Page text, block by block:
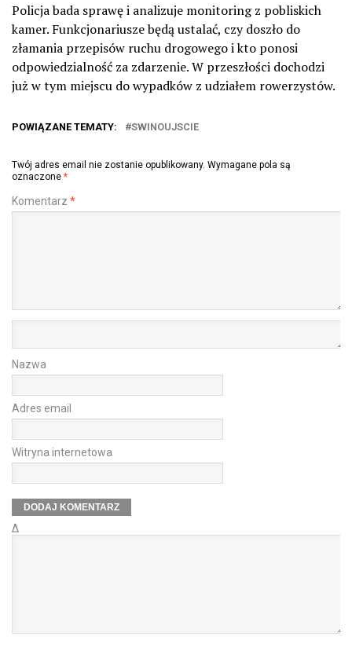
Policja bada sprawę i analizuje monitoring z pobliskich
kamer. Funkcjonariusze będą ustalać, czy doszło do
złamania przepisów ruchu drogowego i kto ponosi
odpowiedzialność za zdarzenie. W przeszłości dochodzi
już w tym miejscu do wypadków z udziałem rowerzystów.
POWIĄZANE TEMATY: SWINOUJSCIE
Twój adres email nie zostanie opublikowany. Wymagane pola są
oznaczone *
Komentarz *
Nazwa
Adres email
Witryna internetowa
Δ